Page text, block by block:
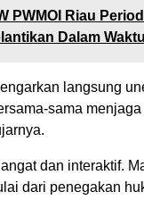
PWMOI Riau
Dalam
langsung
sama
dan interaktif.
dari penegakan